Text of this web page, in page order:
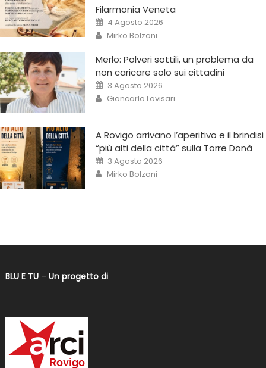
Filarmonia Veneta
4 Agosto 2026
Mirko Bolzoni
Merlo: Polveri sottili, un problema da
non caricare solo sui cittadini
3 Agosto 2026
Giancarlo Lovisari
A Rovigo arrivano l’aperitivo e il brindisi
“più alti della città” sulla Torre Donà
3 Agosto 2026
Mirko Bolzoni
BLU E TU– Un progetto di